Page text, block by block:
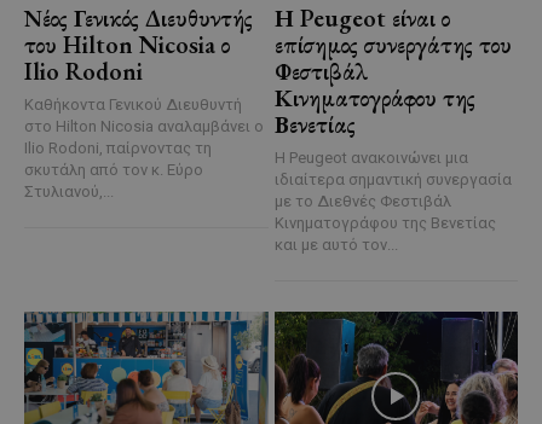
Νέος Γενικός Διευθυντής
του Hilton Nicosia ο
Ilio Rodoni
Καθήκοντα Γενικού Διευθυντή
στο Hilton Nicosia αναλαμβάνει ο
Ilio Rodoni, παίρνοντας τη
σκυτάλη από τον κ. Εύρο
Στυλιανού,...
Η Peugeot είναι ο
επίσημος συνεργάτης του
Φεστιβάλ
Κινηματογράφου της
Βενετίας
Η Peugeot ανακοινώνει μια
ιδιαίτερα σημαντική συνεργασία
με το Διεθνές Φεστιβάλ
Κινηματογράφου της Βενετίας
και με αυτό τον...